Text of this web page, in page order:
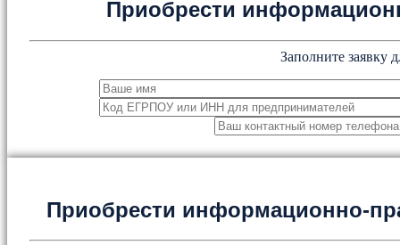
Приобрести
Заполните заявку
Приобрести информационно-